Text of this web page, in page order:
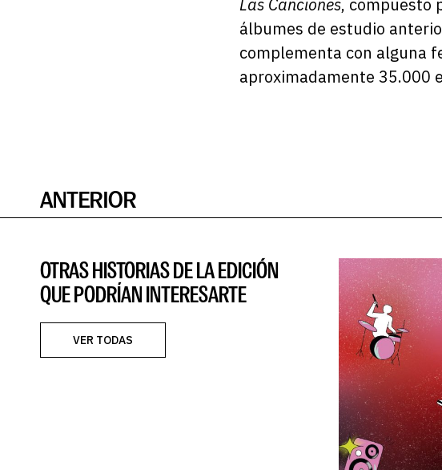
Las Canciones, compuesto
álbumes de estudio
complementa con alguna
aproximadamente 35.000
ANTERIOR
OTRAS HISTORIAS DE LA EDICIÓN
QUE PODRÍAN INTERESARTE
VER TODAS